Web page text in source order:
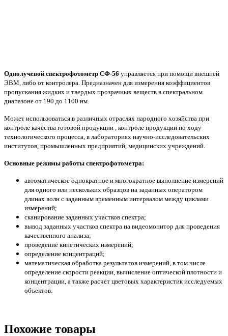
Однолучевой спектрофотометр СФ-56 управляется при помощи внешней
ЭВМ, либо от контролера. Предназначен для измерения коэффициентов
пропускания жидких и твердых прозрачных веществ в спектральном
диапазоне от 190 до 1100 нм.
Может использоваться в различных отраслях народного хозяйства при
контроле качества готовой продукции , контроле продукции по ходу
технологического процесса, в лабораториях научно-исследовательских
институтов, промышленных предприятий, медицинских учреждений.
Основные режимы работы спектрофотометра:
автоматическое однократное и многократное выполнение измерений
для одного или нескольких образцов на заданных оператором
длинах волн с заданным временным интервалом между циклами
измерений;
сканирование заданных участков спектра;
вывод заданных участков спектра на видеомонитор для проведения
качественного анализа;
проведение кинетических измерений;
определение концентраций;
математическая обработка результатов измерений, в том числе
определение скорости реакции, вычисление оптической плотности и
концентрации, а также расчет цветовых характеристик исследуемых
объектов.
Похожие товары